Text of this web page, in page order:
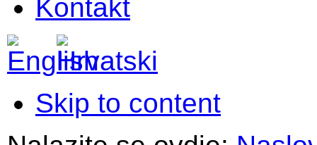
Kontakt
Skip to content